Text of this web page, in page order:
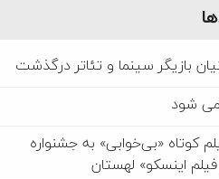
بازیگر سینما و تئاتر درگذشت
شود
کوتاه «بی‌خوابی» به جشنواره
اینسکو» لهستان